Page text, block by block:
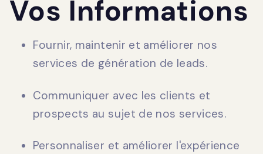
Vos Informations
Fournir, maintenir et améliorer nos
services de génération de leads.
Communiquer avec les clients et
prospects au sujet de nos services.
Personnaliser et améliorer l'expérience